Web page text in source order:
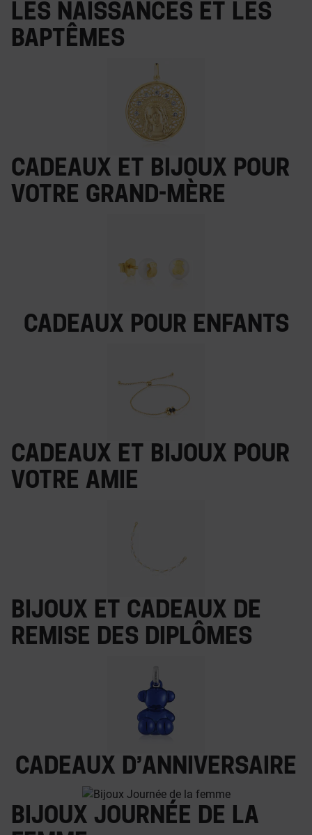
les naissances et les
baptêmes
Cadeaux et bijoux pour
votre grand-mère
Cadeaux pour enfants
Cadeaux et bijoux pour
votre amie
Bijoux et cadeaux de
remise des diplômes
Cadeaux d’anniversaire
Bijoux Journée de la